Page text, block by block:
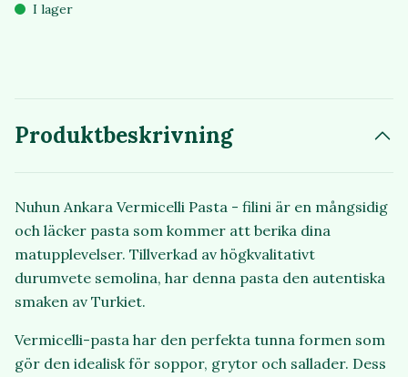
I lager
Produktbeskrivning
Nuhun Ankara Vermicelli Pasta - filini är en mångsidig
och läcker pasta som kommer att berika dina
matupplevelser. Tillverkad av högkvalitativt
durumvete semolina, har denna pasta den autentiska
smaken av Turkiet.
Vermicelli-pasta har den perfekta tunna formen som
gör den idealisk för soppor, grytor och sallader. Dess